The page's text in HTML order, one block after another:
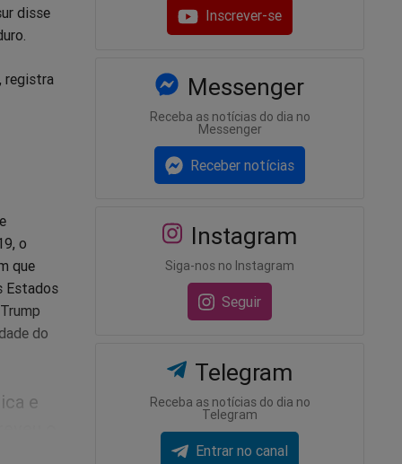
disse
registra
o
que
Estados
do
e
Inscrever-se
Messenger
Receba as notícias do dia no
Messenger
Receber notícias
Instagram
Siga-nos no Instagram
Seguir
Telegram
Receba as notícias do dia no
Telegram
Entrar no canal